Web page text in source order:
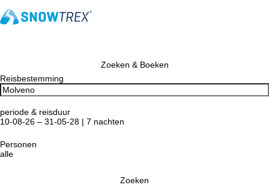
Zoeken & Boeken
Reisbestemming
periode & reisduur
10-08-26 – 31-05-28 | 7 nachten
Personen
alle
Zoeken